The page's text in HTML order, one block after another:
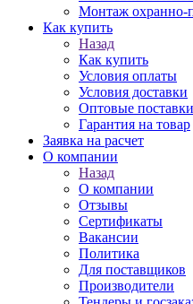
Монтаж охранно-
Как купить
Назад
Как купить
Условия оплаты
Условия доставки
Оптовые поставки
Гарантия на товар
Заявка на расчет
О компании
Назад
О компании
Отзывы
Сертификаты
Вакансии
Политика
Для поставщиков
Производители